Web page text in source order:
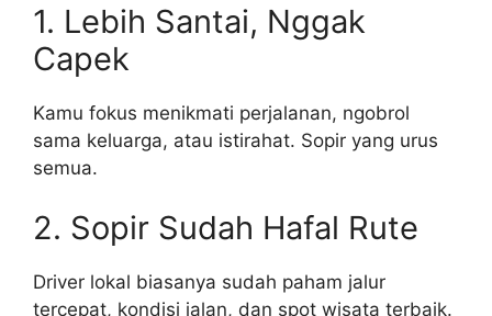
1. Lebih Santai, Nggak
Capek
Kamu fokus menikmati perjalanan, ngobrol
sama keluarga, atau istirahat. Sopir yang urus
semua.
2. Sopir Sudah Hafal Rute
Driver lokal biasanya sudah paham jalur
tercepat, kondisi jalan, dan spot wisata terbaik.